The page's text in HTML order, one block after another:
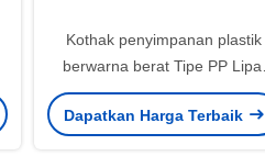
Kothak penyimpanan plastik
berwarna berat Tipe PP Lipat
Ukuran 508x338x100mm
Dapatkan Harga Terbaik